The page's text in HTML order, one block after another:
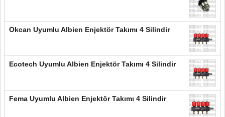
Okcan Uyumlu Albien Enjektör Takımı 4 Silindir
Ecotech Uyumlu Albien Enjektör Takımı 4 Silindir
Fema Uyumlu Albien Enjektör Takımı 4 Silindir